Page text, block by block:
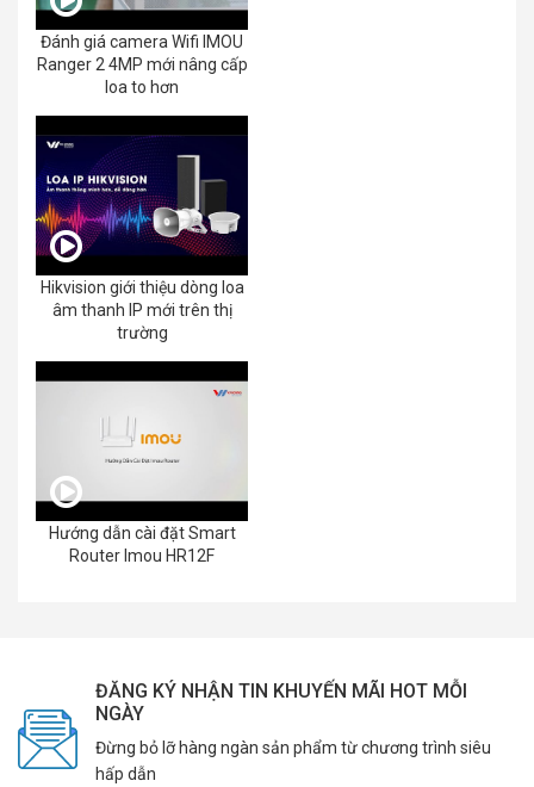
Đánh giá camera Wifi IMOU
Ranger 2 4MP mới nâng cấp
loa to hơn
Hikvision giới thiệu dòng loa
âm thanh IP mới trên thị
trường
Hướng dẫn cài đặt Smart
Router Imou HR12F
ĐĂNG KÝ NHẬN TIN KHUYẾN MÃI HOT MỖI
NGÀY
Đừng bỏ lỡ hàng ngàn sản phẩm từ chương trình siêu
hấp dẫn